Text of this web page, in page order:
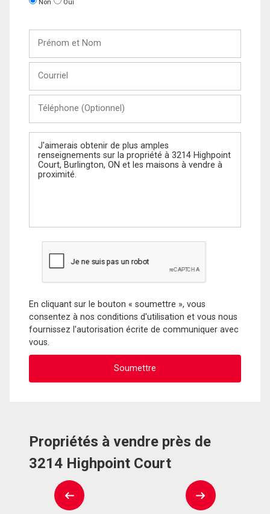
Nom
(Optionnel)
Message
En cliquant sur le bouton « soumettre », vous
consentez à nos conditions d'utilisation et vous nous
fournissez l'autorisation écrite de communiquer avec
vous.
Propriétés à vendre près de
3214 Highpoint Court